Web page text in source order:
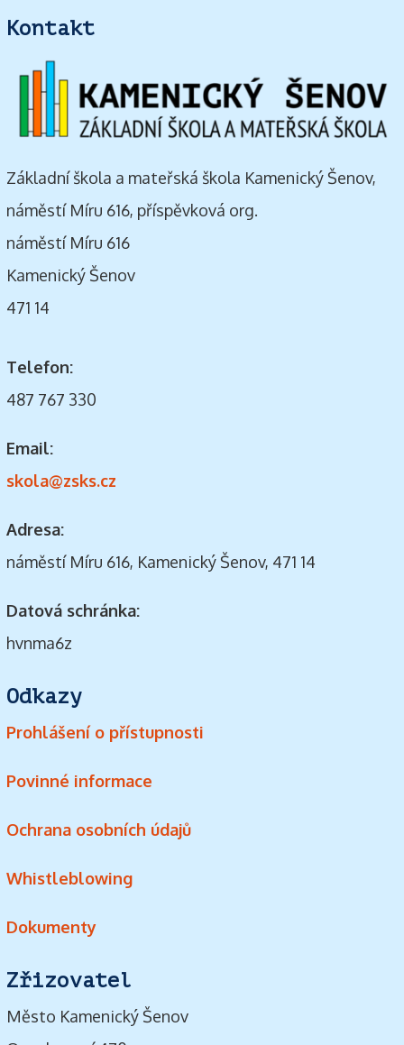
Kontakt
Základní škola a mateřská škola Kamenický Šenov,
náměstí Míru 616, příspěvková org.
náměstí Míru 616
Kamenický Šenov
471 14
Telefon:
487 767 330
Email:
skola@zsks.cz
Adresa:
náměstí Míru 616, Kamenický Šenov, 471 14
Datová schránka:
hvnma6z
Odkazy
Prohlášení o přístupnosti
Povinné informace
Ochrana osobních údajů
Whistleblowing
Dokumenty
Zřizovatel
Město Kamenický Šenov